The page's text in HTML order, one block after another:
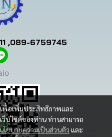
พื่อเพิ่มประสิทธิภาพและ
บไซต์ของท่าน ท่านสามารถ
โยบายความเป็นส่วนตัว และ
,089-6759745